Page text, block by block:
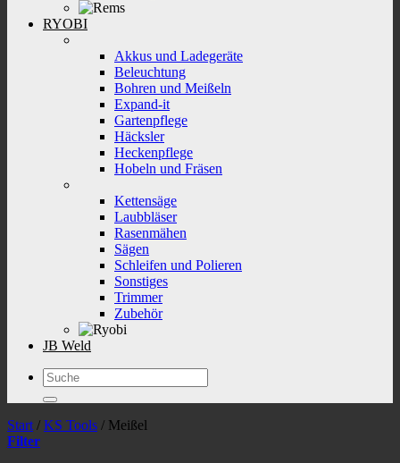
RYOBI
Akkus und Ladegeräte
Beleuchtung
Bohren und Meißeln
Expand-it
Gartenpflege
Häcksler
Heckenpflege
Hobeln und Fräsen
Kettensäge
Laubbläser
Rasenmähen
Sägen
Schleifen und Polieren
Sonstiges
Trimmer
Zubehör
JB Weld
Suchen
nach:
Start / KS Tools / Meißel
Filter